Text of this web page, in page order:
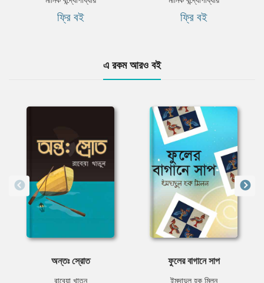
ফ্রি বই ফ্রি বই
এ রকম আরও বই
অন্তঃ স্রোত
রাবেয়া খাতুন
ফুলের বাগানে সাপ
ইমদাদুল হক মিলন